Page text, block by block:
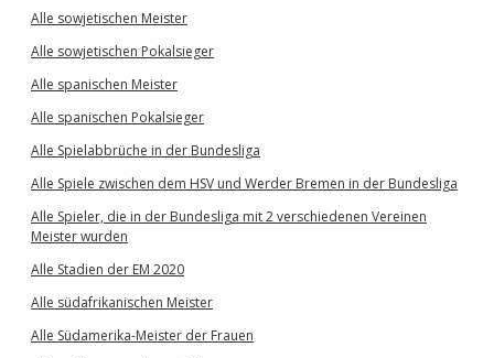
Alle sowjetischen Meister
Alle sowjetischen Pokalsieger
Alle spanischen Meister
Alle spanischen Pokalsieger
Alle Spielabbrüche in der Bundesliga
Alle Spiele zwischen dem HSV und Werder Bremen in der Bundesliga
Alle Spieler, die in der Bundesliga mit 2 verschiedenen Vereinen
Meister wurden
Alle Stadien der EM 2020
Alle südafrikanischen Meister
Alle Südamerika-Meister der Frauen